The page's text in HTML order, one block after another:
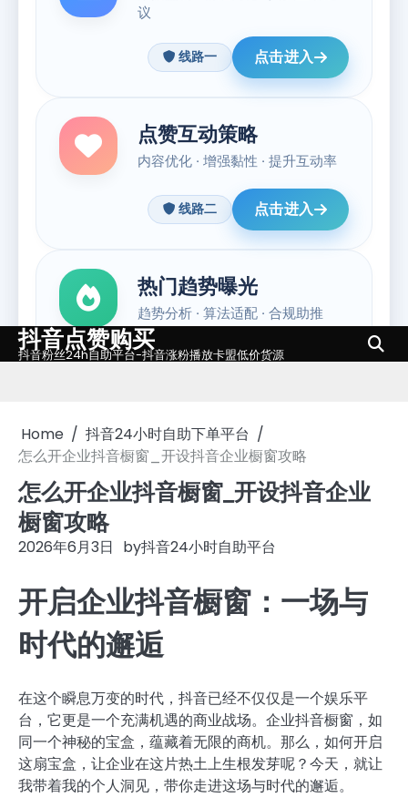
Skip
to
抖音点赞购买
抖音粉丝24h自助平台-抖音涨粉播放卡盟低价货源
Home
抖音24小时自助下单平台
怎么开企业抖音橱窗_开设抖音企业橱窗攻略
怎么开企业抖音橱窗_开设抖音企业
橱窗攻略
2026年6月3日 by抖音24小时自助平台
开启企业抖音橱窗：一场与
时代的邂逅
在这个瞬息万变的时代，抖音已经不仅仅是一个娱乐平
台，它更是一个充满机遇的商业战场。企业抖音橱窗，如
同一个神秘的宝盒，蕴藏着无限的商机。那么，如何开启
这扇宝盒，让企业在这片热土上生根发芽呢？今天，就让
我带着我的个人洞见，带你走进这场与时代的邂逅。